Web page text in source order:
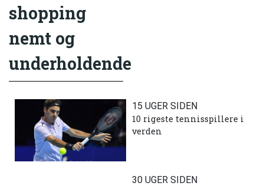
shopping
nemt og
underholdende
15 UGER SIDEN
10 rigeste tennisspillere i
verden
30 UGER SIDEN